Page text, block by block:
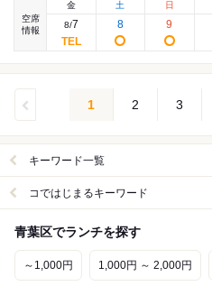
空席
情報
金
8/7
土
8
日
9
1 2 3
キーワード一覧
コではじまるキーワード
青葉区でランチを探す
～1,000円 1,000円 ～ 2,000円